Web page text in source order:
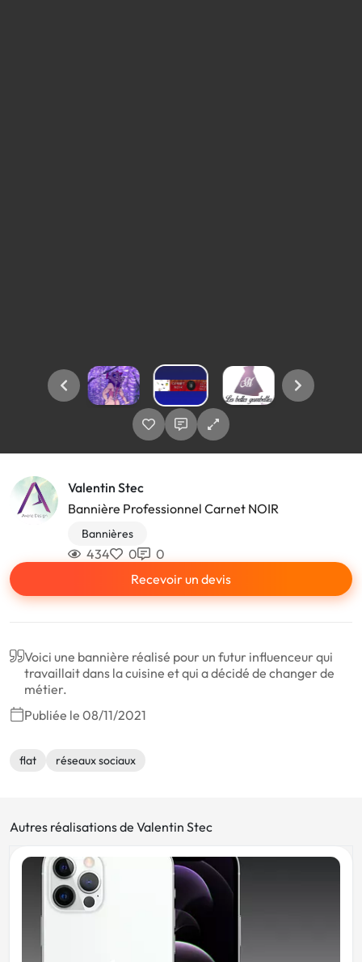
Valentin Stec
Bannière Professionnel Carnet NOIR
Bannières
434 0
0
Recevoir un devis
Voici une bannière réalisé pour un futur influenceur qui
travaillait dans la cuisine et qui a décidé de changer de
métier.
Publiée le 08/11/2021
flat réseaux sociaux
Autres réalisations de Valentin Stec